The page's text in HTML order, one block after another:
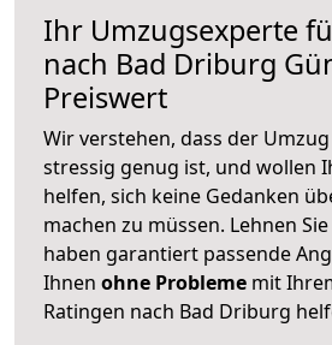
Ihr Umzugsexperte
nach Bad Driburg
Preiswert
Wir verstehen, dass der
stressig genug ist, und wollen
helfen, sich keine Gedanken
machen zu müssen. Lehnen
haben garantiert passende
Ihnen ohne Probleme mit
Ratingen nach Bad Driburg